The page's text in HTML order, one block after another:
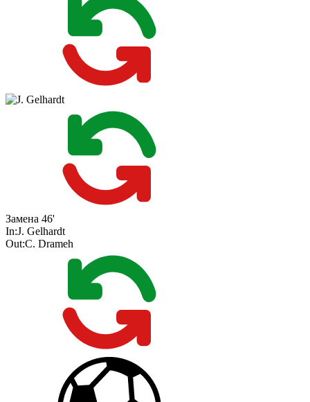
Замена 46'
In:J. Gelhardt
Out:C. Drameh